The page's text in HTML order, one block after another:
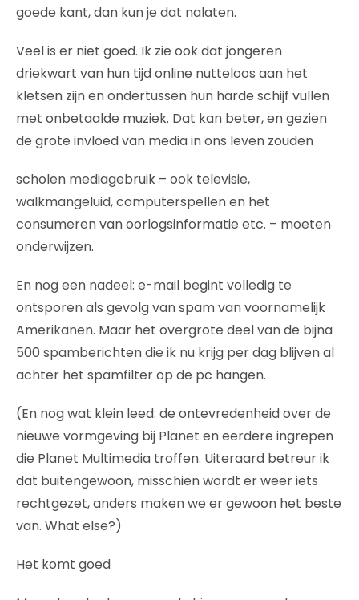
goede kant, dan kun je dat nalaten.
Veel is er niet goed. Ik zie ook dat jongeren
driekwart van hun tijd online nutteloos aan het
kletsen zijn en ondertussen hun harde schijf vullen
met onbetaalde muziek. Dat kan beter, en gezien
de grote invloed van media in ons leven zouden
scholen mediagebruik – ook televisie,
walkmangeluid, computerspellen en het
consumeren van oorlogsinformatie etc. – moeten
onderwijzen.
En nog een nadeel: e-mail begint volledig te
ontsporen als gevolg van spam van voornamelijk
Amerikanen. Maar het overgrote deel van de bijna
500 spamberichten die ik nu krijg per dag blijven al
achter het spamfilter op de pc hangen.
(En nog wat klein leed: de ontevredenheid over de
nieuwe vormgeving bij Planet en eerdere ingrepen
die Planet Multimedia troffen. Uiteraard betreur ik
dat buitengewoon, misschien wordt er weer iets
rechtgezet, anders maken we er gewoon het beste
van. What else?)
Het komt goed